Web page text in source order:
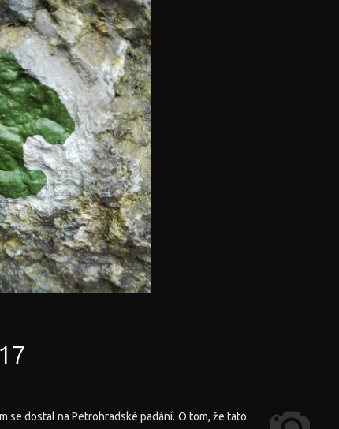
se dostal na Petrohradské padání. O tom, že tato